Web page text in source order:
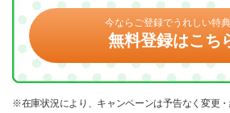
今ならご登録でうれしい特典
無料登録はこち
※在庫状況により、キャンペーンは予告なく変更